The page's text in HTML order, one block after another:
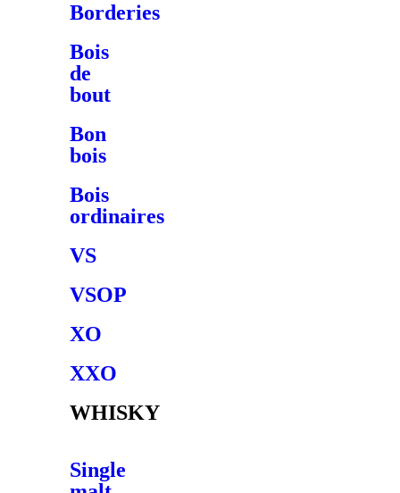
Borderies
Bois
de
bout
Bon
bois
Bois
ordinaires
VS
VSOP
XO
XXO
WHISKY
Single